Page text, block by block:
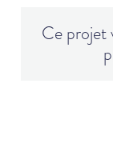
Ce projet